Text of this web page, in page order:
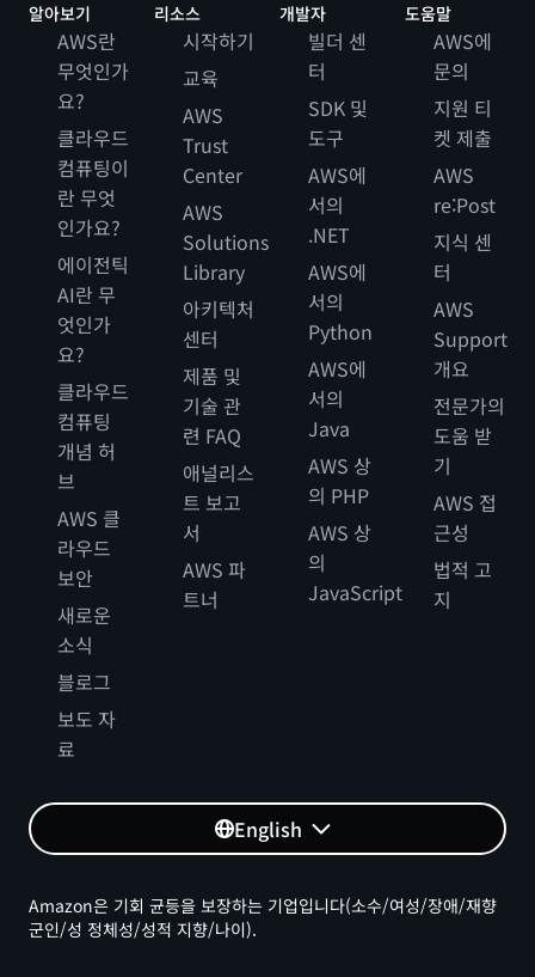
알아보기
AWS란
무엇인가
요?
클라우드
컴퓨팅이
란 무엇
인가요?
에이전틱
AI란 무
엇인가
요?
클라우드
컴퓨팅
개념 허
브
AWS 클
라우드
보안
새로운
소식
블로그
보도 자
료
리소스
시작하기
교육
AWS
Trust
Center
AWS
Solutions
Library
아키텍처
센터
제품 및
기술 관
련 FAQ
애널리스
트 보고
서
AWS 파
트너
개발자
빌더 센
터
SDK 및
도구
AWS에
서의
.NET
AWS에
서의
Python
AWS에
서의
Java
AWS 상
의 PHP
AWS 상
의
JavaScript
도움말
AWS에
문의
지원 티
켓 제출
AWS
re:Post
지식 센
터
AWS
Support
개요
전문가의
도움 받
기
AWS 접
근성
법적 고
지
English
Amazon은 기회 균등을 보장하는 기업입니다(소수/여성/장애/재향
군인/성 정체성/성적 지향/나이).